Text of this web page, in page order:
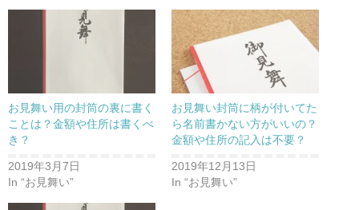
お見舞い用の封筒の裏に書く
ことは？金額や住所は書くべ
き？
2019年3月7日
In “お見舞い”
お見舞い封筒に柄が付いてた
ら名前書かない方がいいの？
金額や住所の記入は不要？
2019年12月13日
In “お見舞い”